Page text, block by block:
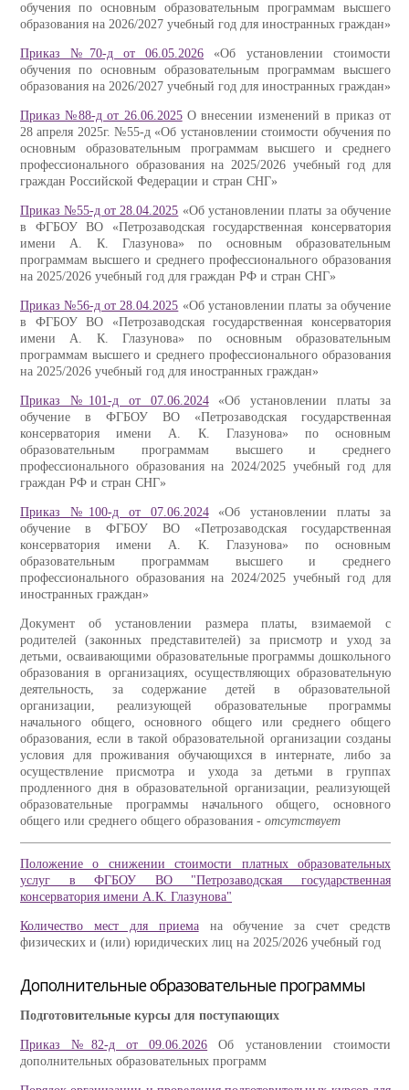
обучения по основным образовательным программам высшего
образования на 2026/2027 учебный год для иностранных граждан»
Приказ №70-д от 06.05.2026 «Об установлении стоимости
обучения по основным образовательным программам высшего
образования на 2026/2027 учебный год для иностранных граждан»
Приказ №88-д от 26.06.2025О внесении изменений в приказ от
28 апреля 2025г. №55-д «Об установлении стоимости обучения по
основным образовательным программам высшего и среднего
профессионального образования на 2025/2026 учебный год для
граждан Российской Федерации и стран СНГ»
Приказ №55-д от 28.04.2025 «Об установлении платы за обучение
в ФГБОУ ВО «Петрозаводская государственная консерватория
имени А. К. Глазунова» по основным образовательным
программам высшего и среднего профессионального образования
на 2025/2026 учебный год для граждан РФ и стран СНГ»
Приказ №56-д от 28.04.2025 «Об установлении платы за обучение
в ФГБОУ ВО «Петрозаводская государственная консерватория
имени А. К. Глазунова» по основным образовательным
программам высшего и среднего профессионального образования
на 2025/2026 учебный год для иностранных граждан»
Приказ №101-д от 07.06.2024«Об установлении платы за
обучение в ФГБОУ ВО «Петрозаводская государственная
консерватория имени А. К. Глазунова» по основным
образовательным программам высшего и среднего
профессионального образования на 2024/2025 учебный год для
граждан РФ и стран СНГ»
Приказ №100-д от 07.06.2024«Об установлении платы за
обучение в ФГБОУ ВО «Петрозаводская государственная
консерватория имени А. К. Глазунова» по основным
образовательным программам высшего и среднего
профессионального образования на 2024/2025 учебный год для
иностранных граждан»
Документ об установлении размера платы, взимаемой с
родителей (законных представителей) за присмотр и уход за
детьми, осваивающими образовательные программы дошкольного
образования в организациях, осуществляющих образовательную
деятельность, за содержание детей в образовательной
организации, реализующей образовательные программы
начального общего, основного общего или среднего общего
образования, если в такой образовательной организации созданы
условия для проживания обучающихся в интернате, либо за
осуществление присмотра и ухода за детьми в группах
продленного дня в образовательной организации, реализующей
образовательные программы начального общего, основного
общего или среднего общего образования - отсутствует
Положение о снижении стоимости платных образовательных
услуг в ФГБОУ ВО "Петрозаводская государственная
консерватория имени А.К. Глазунова"
Количество мест для приемана обучение за счет средств
физических и (или) юридических лиц на 2025/2026 учебный год
Дополнительные образовательные программы
Подготовительные курсы для поступающих
Приказ №82-д от 09.06.2026 Об установлении стоимости
дополнительных образовательных программ